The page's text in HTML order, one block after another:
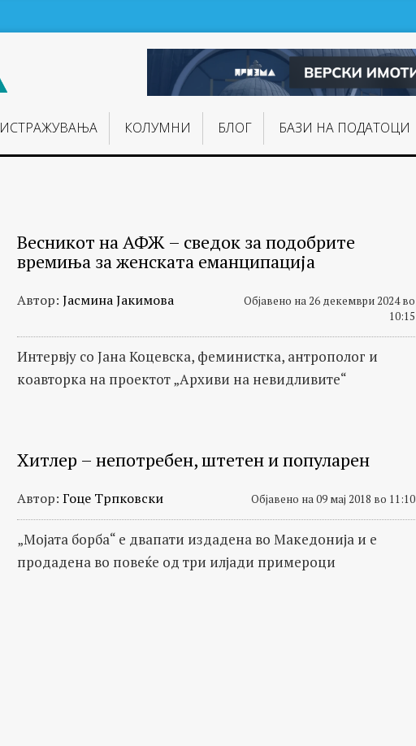
ИСТРАЖУВАЊA КОЛУМНИ БЛОГ БАЗИ НА ПОДАТОЦИ
Весникот на АФЖ – сведок за подобрите
времиња за женската еманципација
Автор: Јасмина Јакимова
Објавено на 26 декември 2024 во
10:15
Интервју со Јана Коцевска, феминистка, антрополог и
коавторка на проектот „Архиви на невидливите“
Хитлер – непотребен, штетен и популарен
Автор: Гоце Трпковски Објавено на 09 мај 2018 во 11:10
„Мојата борба“ е двапати издадена во Македонија и е
продадена во повеќе од три илјади примероци